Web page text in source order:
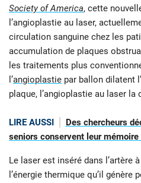
Society of America, cette
l’angioplastie au laser,
circulation sanguine chez les
accumulation de plaques
les traitements plus
l’angioplastie par ballon dilatent
plaque, l’angioplastie au laser la
LIRE AUSSI
Des chercheurs
seniors conservent leur mémoire
Le laser est inséré dans l’artère
l’énergie thermique qu’il génère